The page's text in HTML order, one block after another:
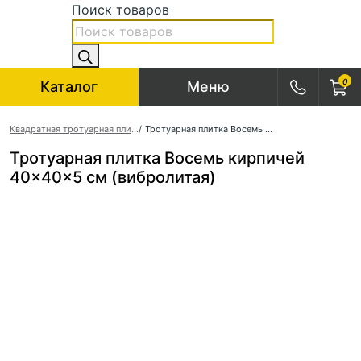
Поиск товаров
Каталог Меню 0
Квадратная тротуарная плитка/ Тротуарная плитка Восемь кирпичей 40×40×5 см (вибролитая)
Тротуарная плитка Восемь кирпичей
40×40×5 см (вибролитая)